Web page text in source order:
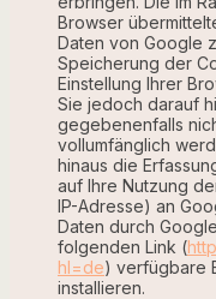
Browser
Daten von Google
Speicherung der
Einstellung Ihrer
Sie jedoch darauf
gegebenenfalls
vollumfänglich
hinaus die
auf Ihre Nutzung
IP-Adresse) an
Daten durch
folgenden Link (
hl=de) verfügbare
installieren.